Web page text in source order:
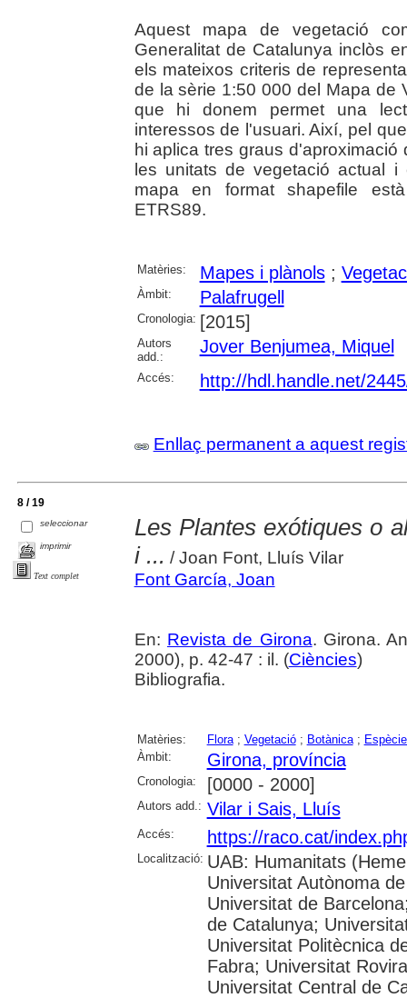
Aquest mapa de vegetació
Generalitat de Catalunya inclòs
els mateixos criteris de
de la sèrie 1:50 000 del Mapa de
que hi donem permet una
interessos de l'usuari. Així, pel
hi aplica tres graus
les unitats de vegetació actual
mapa en format shapefile
ETRS89.
Matèries: Mapes i plànols;
Àmbit: Palafrugell
Cronologia: [2015]
Autors
add.:
Jover Benjumea, Miquel
Accés: http://hdl.handle.net/
Enllaç permanent a aquest
8 / 19
seleccionar
imprimir
Text complet
Les Plantes exótiques o
i ... / Joan Font, Lluís Vilar
Font García, Joan
En: Revista de Girona. Girona.
2000), p. 42-47 : il. (Ciències)
Bibliografia.
Matèries: Flora; Vegetació; Botànica;
Àmbit:
Girona, província
Cronologia: [0000 - 2000]
Autors add.: Vilar i Sais, Lluís
Accés: https://raco.cat/
Localització: UAB: Humanitats
Universitat Autònoma
Universitat de
de Catalunya;
Universitat Politècnica
Fabra; Universitat
Universitat Central de